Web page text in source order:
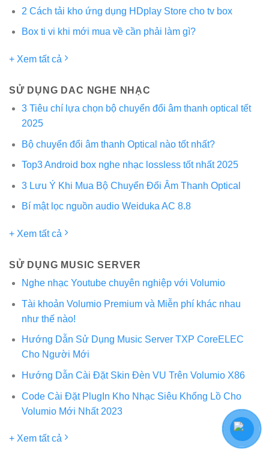
2 Cách tải kho ứng dụng HDplay Store cho tv box
Box ti vi khi mới mua về cần phải làm gì?
+ Xem tất cả
SỬ DỤNG DAC NGHE NHẠC
3 Tiêu chí lựa chọn bộ chuyển đổi âm thanh optical tết
2025
Bộ chuyển đổi âm thanh Optical nào tốt nhất?
Top3 Android box nghe nhạc lossless tốt nhất 2025
3 Lưu Ý Khi Mua Bộ Chuyển Đổi Âm Thanh Optical
Bí mật lọc nguồn audio Weiduka AC 8.8
+ Xem tất cả
SỬ DỤNG MUSIC SERVER
Nghe nhạc Youtube chuyên nghiệp với Volumio
Tài khoản Volumio Premium và Miễn phí khác nhau
như thế nào!
Hướng Dẫn Sử Dụng Music Server TXP CoreELEC
Cho Người Mới
Hướng Dẫn Cài Đặt Skin Đèn VU Trên Volumio X86
Code Cài Đặt PlugIn Kho Nhạc Siêu Khổng Lồ Cho
Volumio Mới Nhất 2023
+ Xem tất cả